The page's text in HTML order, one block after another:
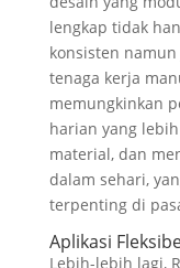
lengkap tidak
konsisten
tenaga kerja
memungkinkan
harian yang
material, dan
dalam sehari,
terpenting di
Aplikasi
Lebih-lebih lagi,